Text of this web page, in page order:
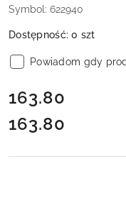
Symbol: 622940
Dostępność:0 szt
Powiadom gdy
cena:
163.80
Cena:
163.80